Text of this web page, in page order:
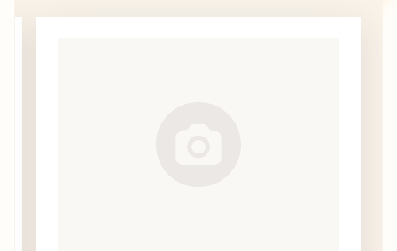
více než 2,5
sněhem z bílků.